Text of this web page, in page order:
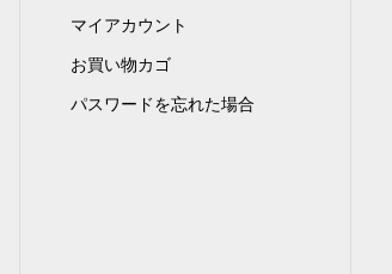
マイアカウント
お買い物カゴ
パスワードを忘れた場合